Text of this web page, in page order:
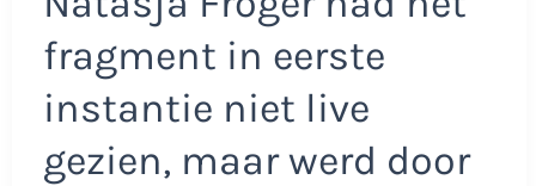
fragment in eerste
instantie niet live
gezien, maar werd door